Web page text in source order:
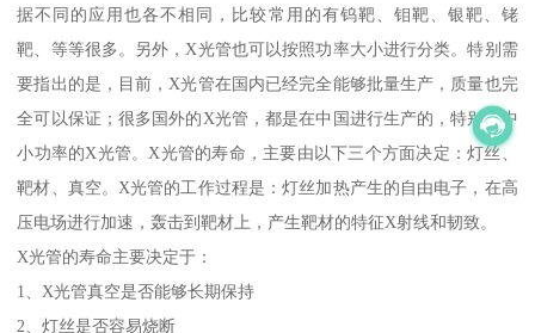
据不同的应用也各不相同，比较常用的有钨靶、钼靶、银靶、铑
靶、等等很多。另外，X光管也可以按照功率大小进行分类。特别需
要指出的是，目前，X光管在国内已经完全能够批量生产，质量也完
全可以保证；很多国外的X光管，都是在中国进行生产的，特别是中
小功率的X光管。X光管的寿命，主要由以下三个方面决定：灯丝、
靶材、真空。X光管的工作过程是：灯丝加热产生的自由电子，在高
压电场进行加速，轰击到靶材上，产生靶材的特征X射线和韧致。
X光管的寿命主要决定于：
1、X光管真空是否能够长期保持
2、灯丝是否容易烧断